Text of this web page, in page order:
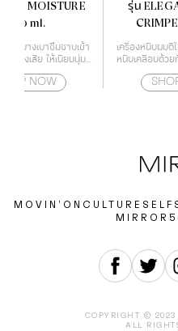
MOISTURE
400 ml.
นม บางเบาซึมซาบเข้า
วแห้งเสีย ให้เนียนนุ่ม
EssenceNOW
รุ่น
เครื่องหนีบผมดี
หนีบเคลือบด้วย
ความร้อนไม่ใ
MOVIN’ON CULTURE SELF
COPYRIGHT © 2023
ALL